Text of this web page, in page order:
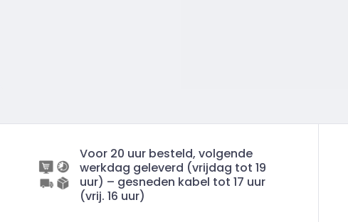
Voor 20 uur besteld, volgende
werkdag geleverd (vrijdag tot 19
uur) – gesneden kabel tot 17 uur
(vrij. 16 uur)